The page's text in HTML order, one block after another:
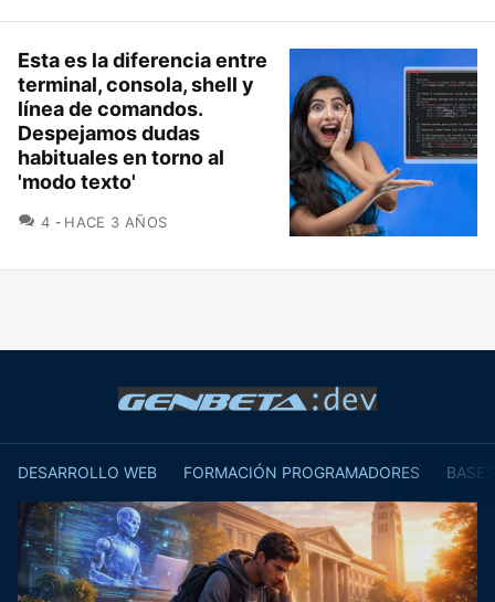
Esta es la diferencia entre
terminal, consola, shell y
línea de comandos.
Despejamos dudas
habituales en torno al
'modo texto'
4 COMENTARIOS
HACE 3 AÑOS
DESARROLLO WEB FORMACIÓN PROGRAMADORES